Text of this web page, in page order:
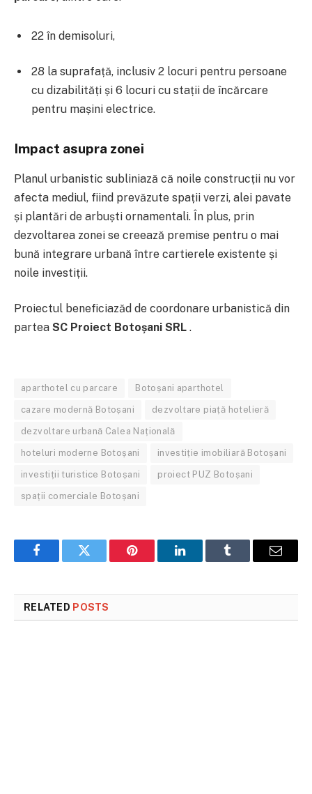
22 în demisoluri,
28 la suprafață, inclusiv 2 locuri pentru persoane
cu dizabilități și 6 locuri cu stații de încărcare
pentru mașini electrice.
Impact asupra zonei
Planul urbanistic subliniază că noile construcții nu vor
afecta mediul, fiind prevăzute spații verzi, alei pavate
și plantări de arbuști ornamentali. În plus, prin
dezvoltarea zonei se creează premise pentru o mai
bună integrare urbană între cartierele existente și
noile investiții.
Proiectul beneficiazăd de coordonare urbanistică din
partea SC Proiect Botoșani SRL .
aparthotel cu parcare Botoșani aparthotel
cazare modernă Botoșani dezvoltare piață hotelieră
dezvoltare urbană Calea Națională
hoteluri moderne Botoșani investiție imobiliară Botoșani
investiții turistice Botoșani proiect PUZ Botoșani
spații comerciale Botoșani
FacebookTwitter Pinterest LinkedInTumblr Email
RELATED POSTS